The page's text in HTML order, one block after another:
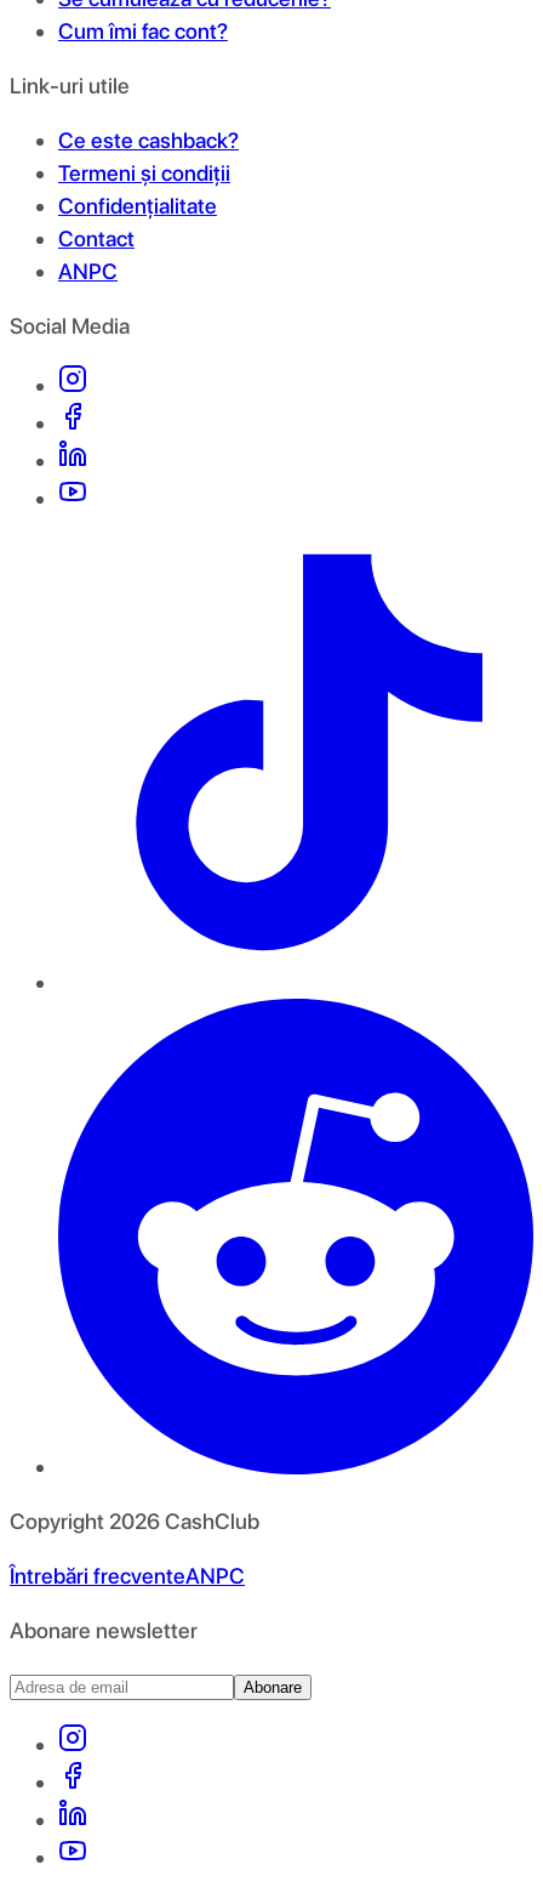
Cum îmi fac cont?
Link-uri utile
Ce este cashback?
Termeni și condiții
Confidențialitate
Contact
ANPC
Social Media
Copyright 2026CashClub
Întrebări frecventeANPC
Abonare newsletter
Abonare